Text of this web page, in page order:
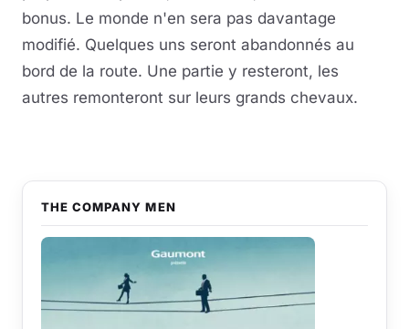
bonus. Le monde n'en sera pas davantage
modifié. Quelques uns seront abandonnés au
bord de la route. Une partie y resteront, les
autres remonteront sur leurs grands chevaux.
THE COMPANY MEN